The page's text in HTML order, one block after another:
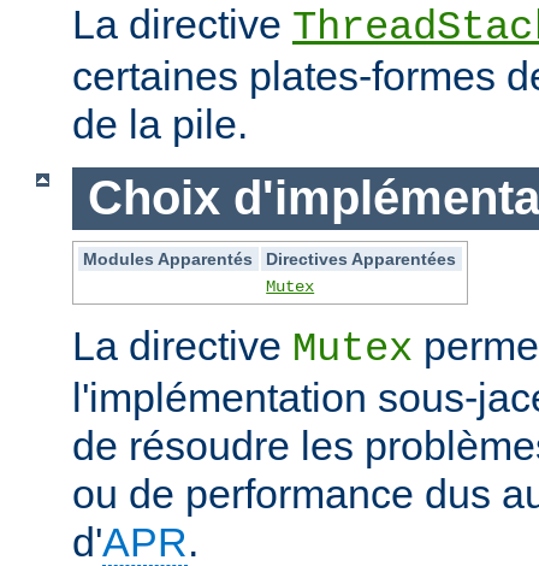
La directive
certaines plates-formes
de la pile.
Choix
Modules Apparentés
Directives Apparentées
Mutex
La directive Mutex
l'implémentation sous-
de résoudre les
ou de performance dus
d'APR.